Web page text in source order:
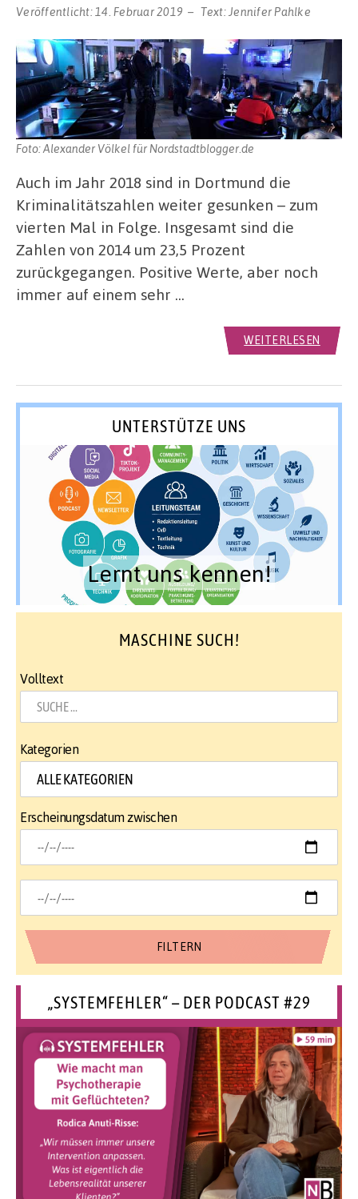
Veröffentlicht: 14. Februar 2019 Text: Jennifer Pahlke
Foto: Alexander Völkel für Nordstadtblogger.de
Auch im Jahr 2018 sind in Dortmund die
Kriminalitätszahlen weiter gesunken – zum
vierten Mal in Folge. Insgesamt sind die
Zahlen von 2014 um 23,5 Prozent
zurückgegangen. Positive Werte, aber noch
immer auf einem sehr …
WEITERLESEN
UNTERSTÜTZE UNS
Lernt uns kennen!
MASCHINE SUCH!
Volltext
Kategorien
Erscheinungsdatum zwischen
„SYSTEMFEHLER“ – DER PODCAST #29